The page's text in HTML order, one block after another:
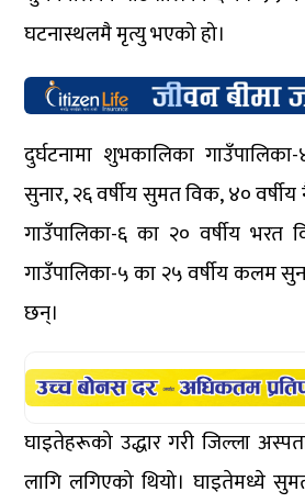
घटनास्थलमै मृत्यु भएको हो।
दुर्घटनामा शुभकालिका
सुनार, २६ वर्षीय सुमत विक, ४०
गाउँपालिका-६ का २० वर्षीय
गाउँपालिका-५ का २५ वर्षीय कलम
छन्।
घाइतेहरूको उद्धार गरी जिल्ला
लागि लगिएको थियो। घाइतेमध्ये